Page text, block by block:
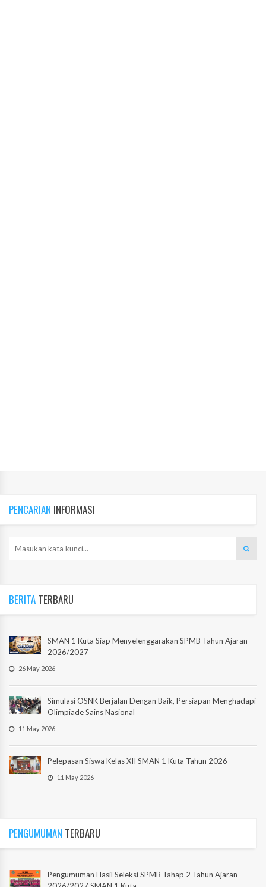
PENCARIAN INFORMASI
BERITA TERBARU
SMAN 1 Kuta Siap Menyelenggarakan SPMB Tahun Ajaran
2026/2027
26 May 2026
Simulasi OSNK Berjalan Dengan Baik, Persiapan Menghadapi
Olimpiade Sains Nasional
11 May 2026
Pelepasan Siswa Kelas XII SMAN 1 Kuta Tahun 2026
11 May 2026
PENGUMUMAN TERBARU
Pengumuman Hasil Seleksi SPMB Tahap 2 Tahun Ajaran